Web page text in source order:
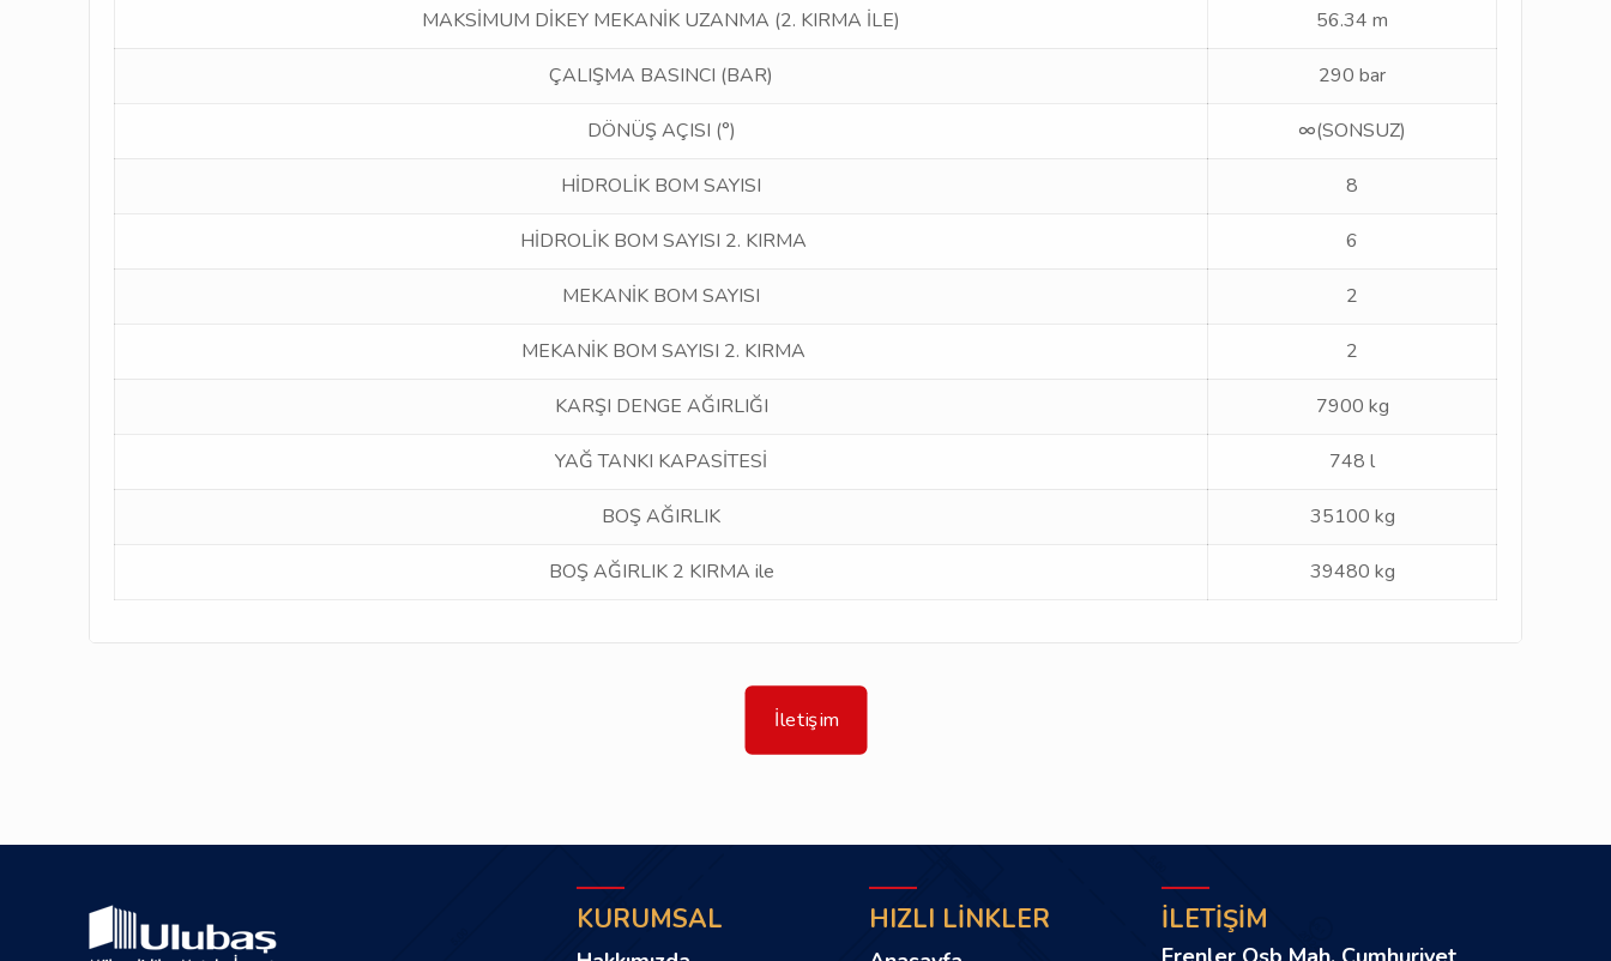
MAKSİMUM DİKEY MEKANİK UZANMA (2. KIRMA İLE) 56.34 m
ÇALIŞMA BASINCI (BAR) 290 bar
DÖNÜŞ AÇISI (°) ∞(SONSUZ)
HİDROLİK BOM SAYISI 8
HİDROLİK BOM SAYISI 2. KIRMA 6
MEKANİK BOM SAYISI 2
MEKANİK BOM SAYISI 2. KIRMA 2
KARŞI DENGE AĞIRLIĞI 7900 kg
YAĞ TANKI KAPASİTESİ 748 l
BOŞ AĞIRLIK 35100 kg
BOŞ AĞIRLIK 2 KIRMA ile 39480 kg
İletişim
KURUMSAL HIZLI LİNKLER İLETİŞİM